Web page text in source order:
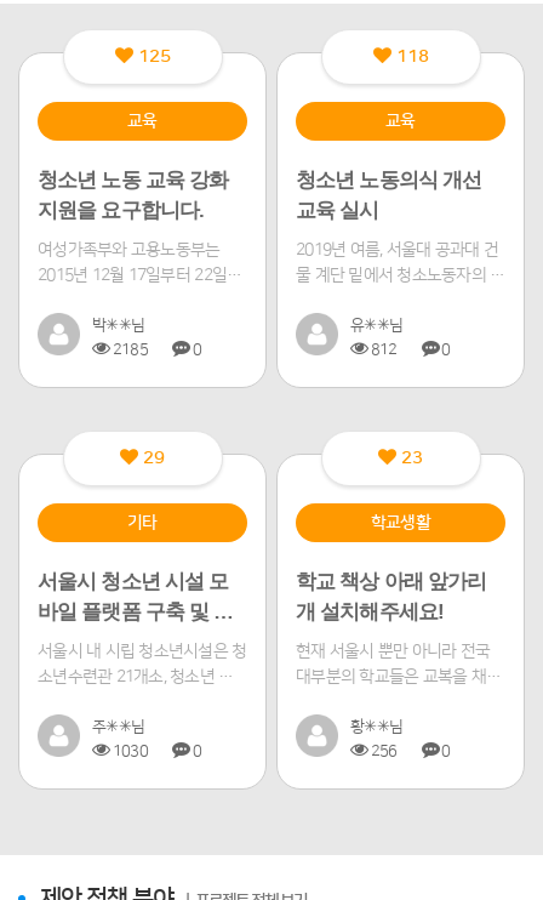
교육
청소년 노동 교육 강화
지원을 요구합니다.
여성가족부와 고용노동부는
2015년 12월 17일부터 22일까
도 24개 ...박✳✳님
2185
0
125
교육
청소년 노동의식 개선
교육 실시
2019년 여름, 서울대 공과대 건
물 계단 밑에서 청소노동자의 시
35℃ 폭염...유✳✳님
812
0
118
기타
서울시 청소년 시설 모
바일 플랫폼 구축 및 홍
보지원
서울시 내 시립 청소년시설은 청
소년수련관 21개소, 청소년 특
소, 청소년쉼...
주✳✳님
1030
0
29
학교생활
학교 책상 아래 앞가리
개 설치해주세요!
현재 서울시 뿐만 아니라 전국
대부분의 학교들은 교복을 채택
학교의 여학생 교...
황✳✳님
256
0
23